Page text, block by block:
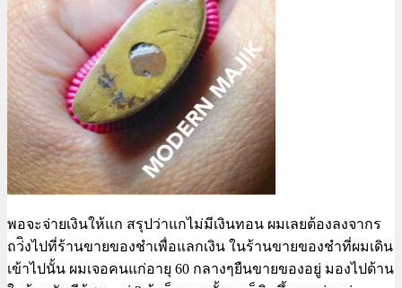
พอจะจ่ายเงินให้แก สรุปว่าแกไม่มีเงินทอน ผมเลยต้องลงจากร
ถว่ิงไปที่ร้านขายของชำเพื่อแลกเงิน ในร้านขายของชำที่ผมเดิน
เข้าไปนั้น ผมเจอคนแก่อายุ 60 กลางๆยืนขายของอยู่ มองไปด้าน